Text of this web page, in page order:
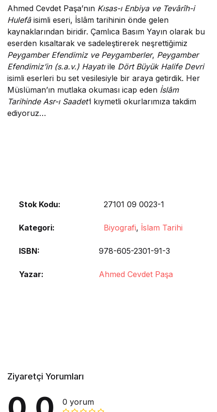
Ahmed Cevdet Paşa’nın Kısas-ı Enbiya ve Tevârîh-i
Hulefâ isimli eseri, İslâm tarihinin önde gelen
kaynaklarından biridir. Çamlıca Basım Yayın olarak bu
eserden kısaltarak ve sadeleştirerek neşrettiğimiz
Peygamber Efendimiz ve Peygamberler, Peygamber
Efendimiz’in (s.a.v.) Hayatıile Dört Büyük Halife Devri
isimli eserleri bu set vesilesiyle bir araya getirdik. Her
Müslüman’ın mutlaka okuması icap eden İslâm
Tarihinde Asr-ı Saadet’i kıymetli okurlarımıza takdim
ediyoruz…
Stok Kodu: 27101 09 0023-1
Kategori: Biyografi, İslam Tarihi
ISBN 978-605-2301-91-3
Yazar Ahmed Cevdet Paşa
Ziyaretçi Yorumları
0 yorum